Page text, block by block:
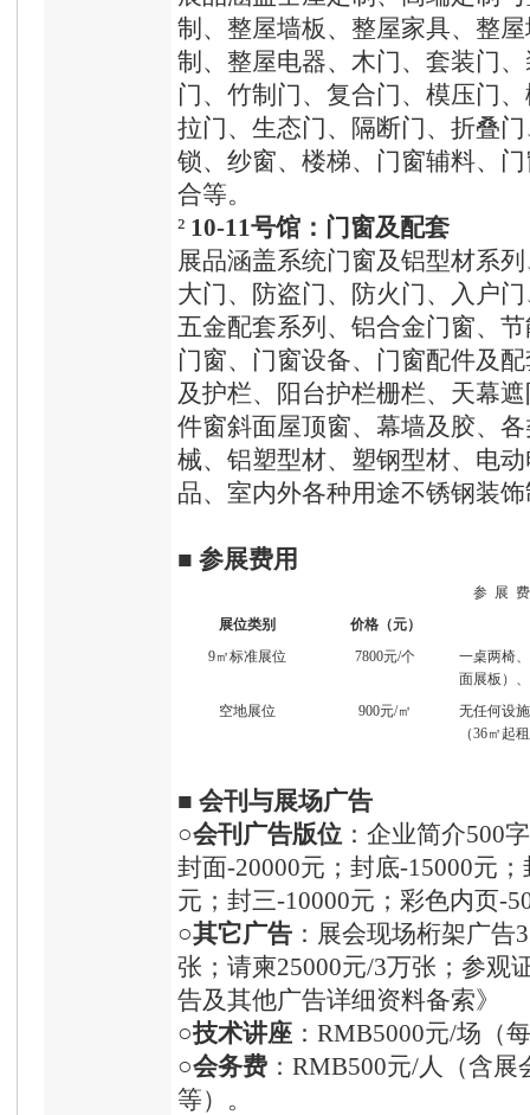
制、整屋墙板、整屋家具、整
制、整屋电器、木门、套装门
门、竹制门、复合门、模压门
拉门、生态门、隔断门、折叠
锁、纱窗、楼梯、门窗辅料、
合等。
² 10-11号馆：门窗及配套
展品涵盖系统门窗及铝型材系
大门、防盗门、防火门、入户
五金配套系列、铝合金门窗、
门窗、门窗设备、门窗配件及
及护栏、阳台护栏栅栏、天幕
件窗斜面屋顶窗、幕墙及胶、
械、铝塑型材、塑钢型材、电
品、室内外各种用途不锈钢装
■ 参展费用
参 展
展位类别
价格（元）
9㎡标准展位
7800元/个
一桌两椅
面展板）
空地展位
900元/㎡
无任何设
（36㎡起
■ 会刊与展场广告
○会刊广告版位 ：企业简介500
封面-20000元；封底-15000元
元；封三-10000元；彩色内页-
○其它广告 ：展会现场桁架广告
张；请柬25000元/3万张；参观
告及其他广告详细资料备索》
○技术讲座 ：RMB5000元/场（
○会务费 ：RMB500元/人（含
等）。